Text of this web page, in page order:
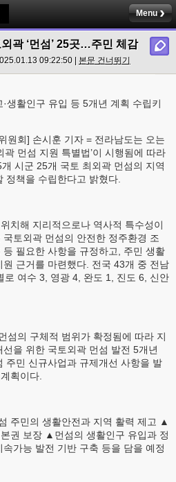
Menu
곽 ‘먼섬’ 25곳…주민 체감
09:22:50 | 본문 건너뛰기
생활인구 유입 등 5개년 계획 수립키
원회] 손시훈 기자 = 전라남도는 오는
곽 먼섬 지원 특별법’이 시행됨에 따라
시군 25개 국토 최외곽 먼섬의 지역
정책을 수립한다고 밝혔다.
치해 지리적으로나 역사적 특수성이
토외곽 먼섬의 안전한 정주환경 조
필요한 사항을 규정하고, 주민 생활
근거를 마련했다. 전국 43개 중 전남
로 여수 3, 영광 4, 완도 1, 진도 6, 신안
섬의 구체적 범위가 확정됨에 따라 지
을 위한 국토외곽 먼섬 발전 5개년
주민 신규사업과 규제개선 사항을 발
획이다.
주민의 생활안전과 지역 활력 제고 ▲
권 보장 ▲먼섬의 생활인구 유입과 정
가능 발전 기반 구축 등을 담을 예정